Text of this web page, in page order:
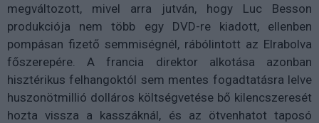
megváltozott, mivel arra jutván, hogy Luc Besson
produkciója nem több egy DVD-re kiadott, ellenben
pompásan fizető semmiségnél, rábólintott az Elrabolva
főszerepére. A francia direktor alkotása azonban
hisztérikus felhangoktól sem mentes fogadtatásra lelve
huszonötmillió dolláros költségvetése bő kilencszeresét
hozta vissza a kasszáknál, és az ötvenhatot taposó